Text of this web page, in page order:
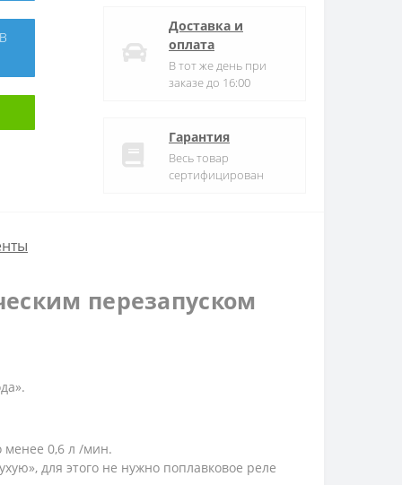
Доставка и
оплата
В тот же день при
заказе до 16:00
Гарантия
Весь товар
сертифицирован
перезапуском
менее 0,6 л /мин.
для этого не нужно поплавковое реле